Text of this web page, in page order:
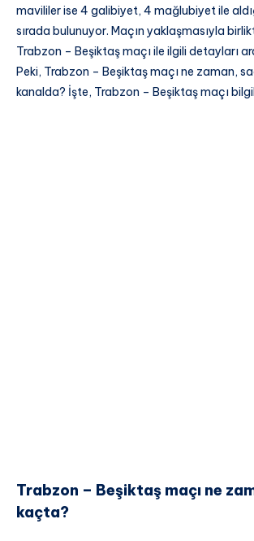
mavililer ise 4 galibiyet, 4 mağlubiyet ile
sırada bulunuyor. Maçın yaklaşmasıyla
Trabzon – Beşiktaş maçı ile ilgili detayları
Peki, Trabzon – Beşiktaş maçı ne zaman,
kanalda? İşte, Trabzon – Beşiktaş maçı
Trabzon – Beşiktaş maçı ne
kaçta?